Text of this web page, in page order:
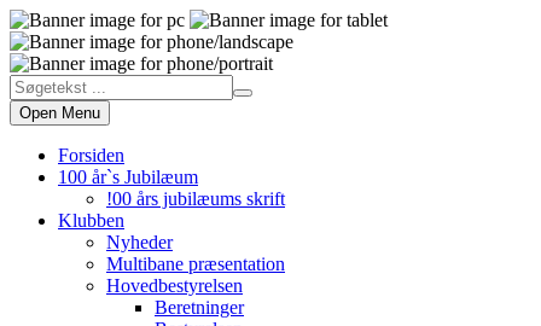
Open Menu
Forsiden
100 år`s Jubilæum
!00 års jubilæums skrift
Klubben
Nyheder
Multibane præsentation
Hovedbestyrelsen
Beretninger